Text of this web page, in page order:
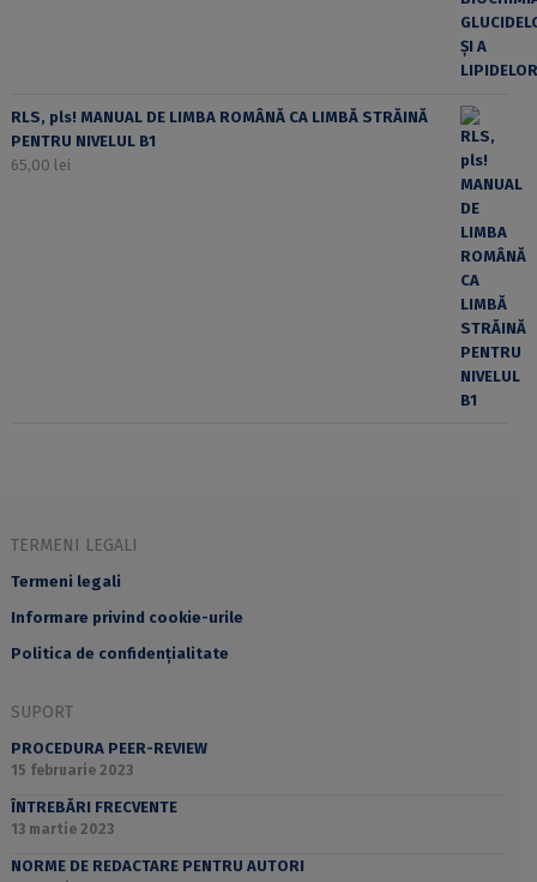
RLS, pls! MANUAL DE LIMBA ROMÂNĂ CA LIMBĂ STRĂINĂ
PENTRU NIVELUL B1
65,00 lei
TERMENI LEGALI
Termeni legali
Informare privind cookie-urile
Politica de confidențialitate
SUPORT
PROCEDURA PEER-REVIEW
15 februarie 2023
ÎNTREBĂRI FRECVENTE
13 martie 2023
NORME DE REDACTARE PENTRU AUTORI